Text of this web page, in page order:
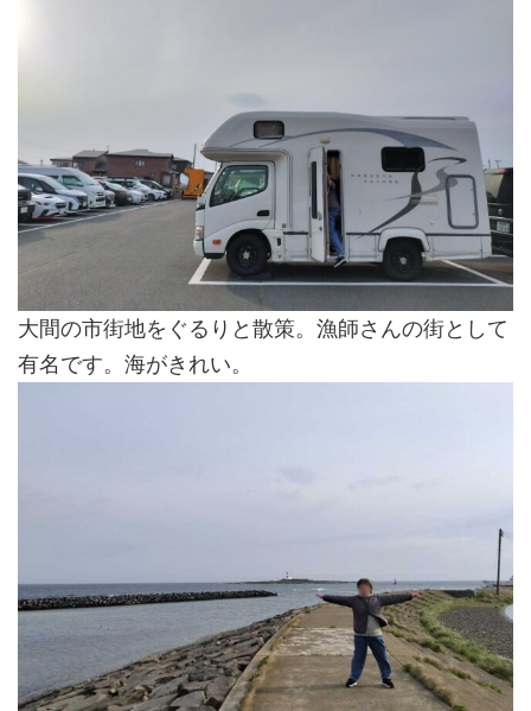
大間の市街地をぐるりと散策。漁師さんの街として
有名です。海がきれい。